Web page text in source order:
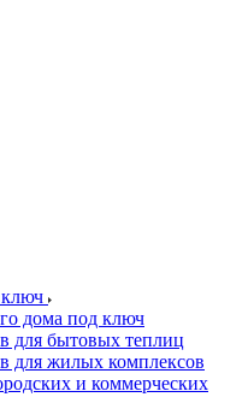
дома под ключ
для бытовых теплиц
для жилых комплексов
и коммерческих